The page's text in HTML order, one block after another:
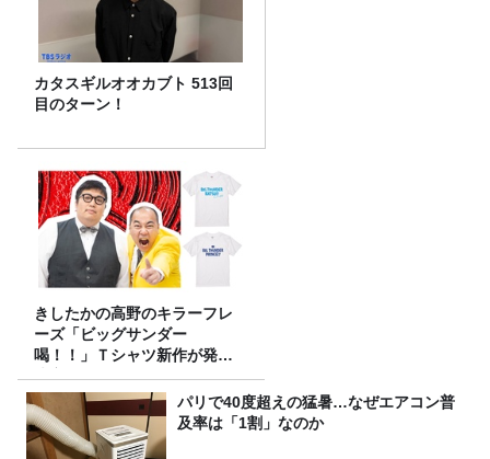
カタスギルオオカブト 513回
目のターン！
きしたかの高野のキラーフレ
ーズ「ビッグサンダー
喝！！」Ｔシャツ新作が発売
決定！
パリで40度超えの猛暑…なぜエアコン普
及率は「1割」なのか